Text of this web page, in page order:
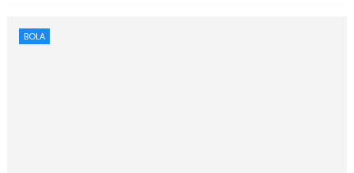
BOLA